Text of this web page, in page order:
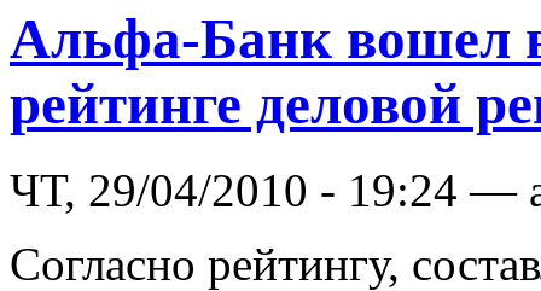
Альфа-Банк вошел
рейтинге деловой
ЧТ, 29/04/2010 - 19:24 —
Согласно рейтингу,